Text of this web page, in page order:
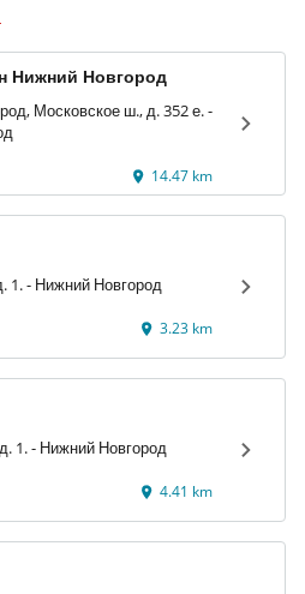
Нижний Новгород
Московское ш., д. 352 е. -
14.47 km
ул. Бетанкура, д. 1. - Нижний Новгород
3.23 km
Тургайская ул., д. 1. - Нижний Новгород
4.41 km